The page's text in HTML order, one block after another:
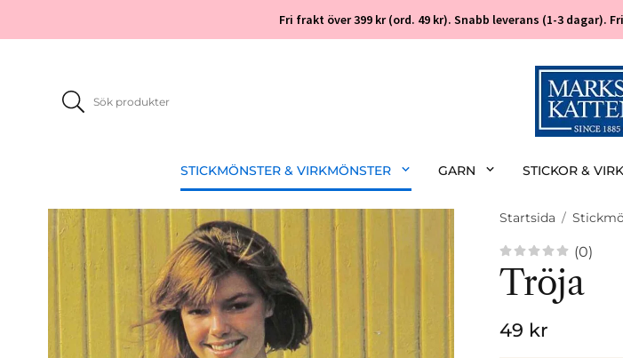
Fri frakt över 399 kr (ord. 49 kr). Snabb leverans (1-3 dagar).
STICKMÖNSTER & VIRKMÖNSTER GARN STICKOR &
Startsida /
(0)
Tröja
49 kr